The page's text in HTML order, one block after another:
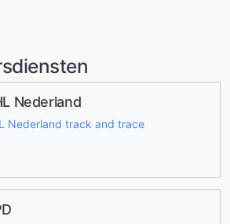
Nederland
Nederland track and trace